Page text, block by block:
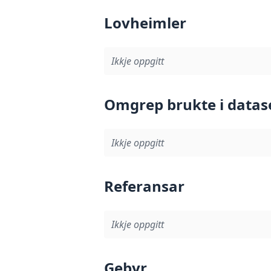
Lovheimler
Ikkje oppgitt
Omgrep brukte i
Ikkje oppgitt
Referansar
Ikkje oppgitt